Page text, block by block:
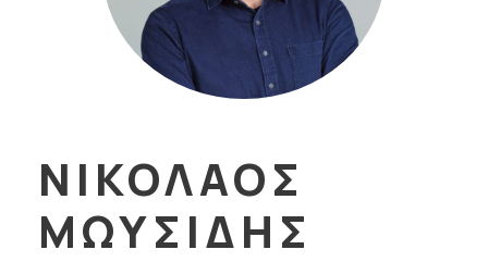
ΝΙΚΟΛΑΟΣ
ΜΩΥΣΙΔΗΣ